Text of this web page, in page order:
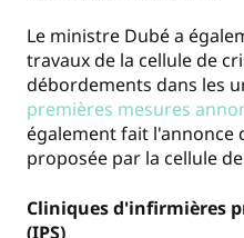
Le ministre Dubé a
travaux de la cellule de
débordements dans les
premières mesures
également fait l'annonce
proposée par la cellule
Cliniques d'infirmières
(IPS)